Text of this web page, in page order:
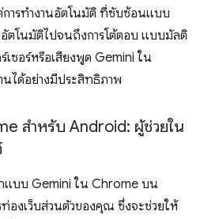
การทำงานอัตโนมัติ ที่ซับซ้อนแบบ
ตโนมัติไปจนถึงการโต้ตอบ แบบมัลติ
เซอร์หรือเสียงพูด Gemini ใน
ได้อย่างมีประสิทธิภาพ
สำหรับ Android: ผู้ช่วยใน
แบบ Gemini ใน Chrome บน
องเว็บส่วนตัวของคุณ ซึ่งจะช่วยให้